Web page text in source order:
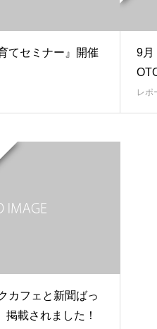
てセミナー』開催
9月
レポ
カフェと新聞ばっ
掲載されました！